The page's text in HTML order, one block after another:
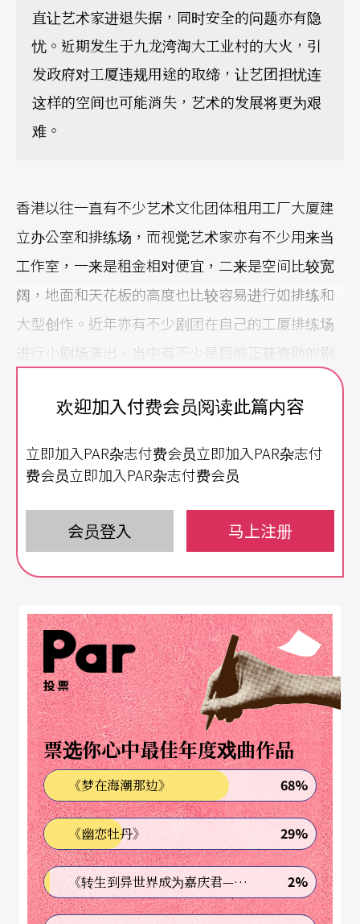
直让艺术家进退失据，同时安全的问题亦有隐
忧。近期发生于九龙湾淘大工业村的大火，引
发政府对工厦违规用途的取缔，让艺团担忧连
这样的空间也可能消失，艺术的发展将更为艰
难。
香港以往一直有不少艺术文化团体租用工厂大厦建
立办公室和排练场，而视觉艺术家亦有不少用来当
工作室，一来是租金相对便宜，二来是空间比较宽
阔，地面和天花板的高度也比较容易进行如排练和
大型创作。近年亦有不少剧团在自己的工厦排练场
进行小剧场演出，当中有不少是目前正获资助的剧
团，如「剧场工作室」、「同流」、「糊涂戏班」
等，事实上，也已有不少独立音乐组织在工厦举行
租金廉宜 工厦成为创作基地
这些独立场地如雨后春笋般反映艺团对小型场地的
需求，这些创作可能不需要面对很多观众，但在形
自家的场地容许创作在一个相对租用剧场灵活的空
间发酵，也比较有运用空间和物料的弹性，是创意
发挥的重要来源；另一方面，观众参与这些小剧场
演出能有互动体验，也是小剧场珍贵之处。即使艺
术家不利用这些场地进行演出，以香港这个租金极
高的城市来说，艺团很难负担租用商厦的单位，而
要在闲置空间或艺术村找到生存的可能性，僧多粥
少也非易事。
政府在二○○九年推出活化工厦政策，业主可以申
请更改或重建工厦用途，原意是让原来闲置的工厦
欢迎加入付费会员阅读此篇内容
立即加入PAR杂志付费会员立即加入PAR杂志付
费会员立即加入PAR杂志付费会员
会员登入 马上注册
投票
票选你心中最佳年度戏曲作品
《梦在海潮那边》 68%
《幽恋牡丹》 29%
《转生到异世界成为嘉庆君—发现我的祖先是诈骗集团!?》 2%